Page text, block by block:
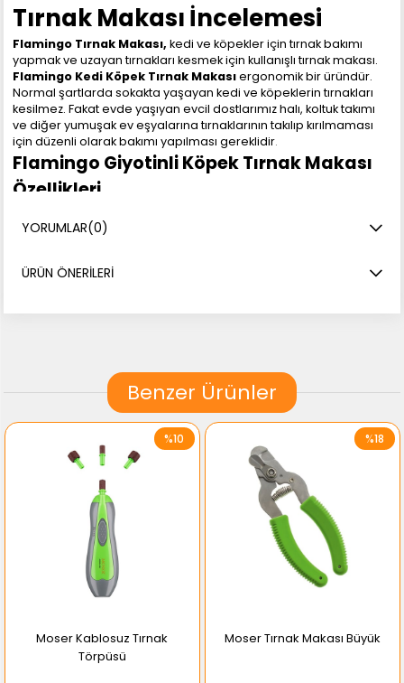
Tırnak Makası İncelemesi
Flamingo Tırnak Makası,kedi ve köpekler için tırnak bakımı
yapmak ve uzayan tırnakları kesmek için kullanışlı tırnak makası.
Flamingo Kedi Köpek Tırnak Makasıergonomik bir üründür.
Normal şartlarda sokakta yaşayan kedi ve köpeklerin tırnakları
kesilmez. Fakat evde yaşıyan evcil dostlarımız halı, koltuk takımı
ve diğer yumuşak ev eşyalarına tırnaklarının takılıp kırılmaması
için düzenli olarak bakımı yapılması gereklidir.
Flamingo Giyotinli Köpek Tırnak Makası
Özellikleri
Kedi ve köpekler için uygundur.
YORUMLAR(0)
ÜRÜN ÖNERILERI
Benzer Ürünler
Moser Kablosuz Tırnak
Törpüsü
%10
Moser Tırnak Makası Büyük
%18